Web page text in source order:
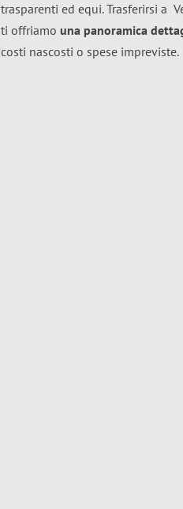
trasparenti ed equi. Trasferirsi a
ti offriamo una panoramica
costi nascosti o spese impreviste.